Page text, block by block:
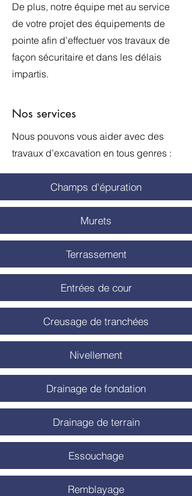
De plus, notre équipe met au service
de votre projet des équipements de
pointe afin d’effectuer vos travaux de
façon sécuritaire et dans les délais
impartis.
Nos services
Nous pouvons vous aider avec des
travaux d’excavation en tous genres :
Champs d'épuration
Murets
Terrassement
Entrées de cour
Creusage de tranchées
Nivellement
Drainage de fondation
Drainage de terrain
Essouchage
Remblayage